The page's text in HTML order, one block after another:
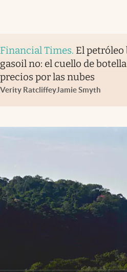
Financial Times. El petróleo
gasoil no: el cuello de
precios por las nubes
Verity RatcliffeyJamie Smyth